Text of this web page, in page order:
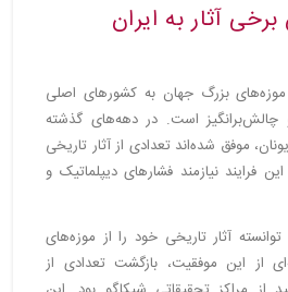
آثار به ایران
موزه‌های بزرگ جهان به کشورهای اصلی
است. در دهه‌های گذشته
موفق شده‌اند تعدادی از آثار تاریخی
فرایند نیازمند فشارهای دیپلماتیک و
آثار تاریخی خود را از موزه‌های
از این موفقیت، بازگشت تعدادی از